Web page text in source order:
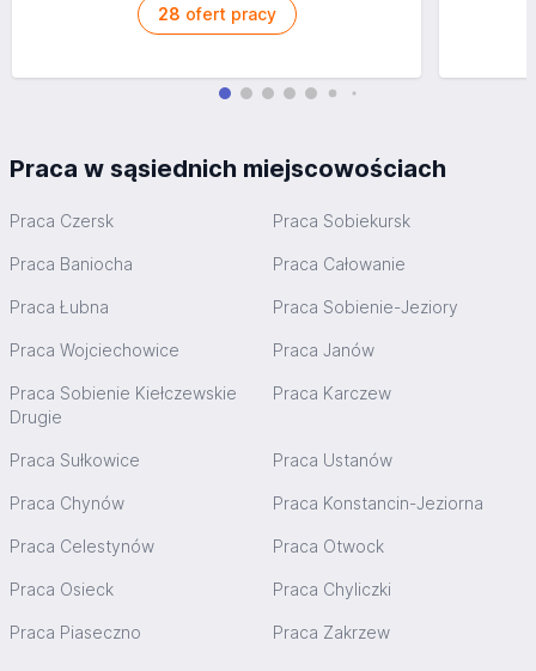
28 ofert pracy
Praca w sąsiednich miejscowościach
Praca Czersk Praca Sobiekursk
Praca Baniocha Praca Całowanie
Praca Łubna Praca Sobienie-Jeziory
Praca Wojciechowice Praca Janów
Praca Sobienie Kiełczewskie
Drugie
Praca Karczew
Praca Sułkowice Praca Ustanów
Praca Chynów Praca Konstancin-Jeziorna
Praca Celestynów Praca Otwock
Praca Osieck Praca Chyliczki
Praca Piaseczno Praca Zakrzew